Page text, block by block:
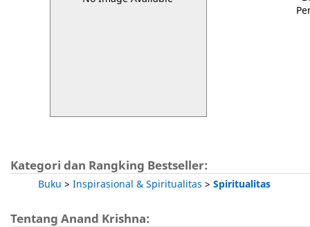
Kategori dan Rangking Bestseller:
Buku > Inspirasional & Spiritualitas > Spiritualitas
Tentang Anand Krishna: